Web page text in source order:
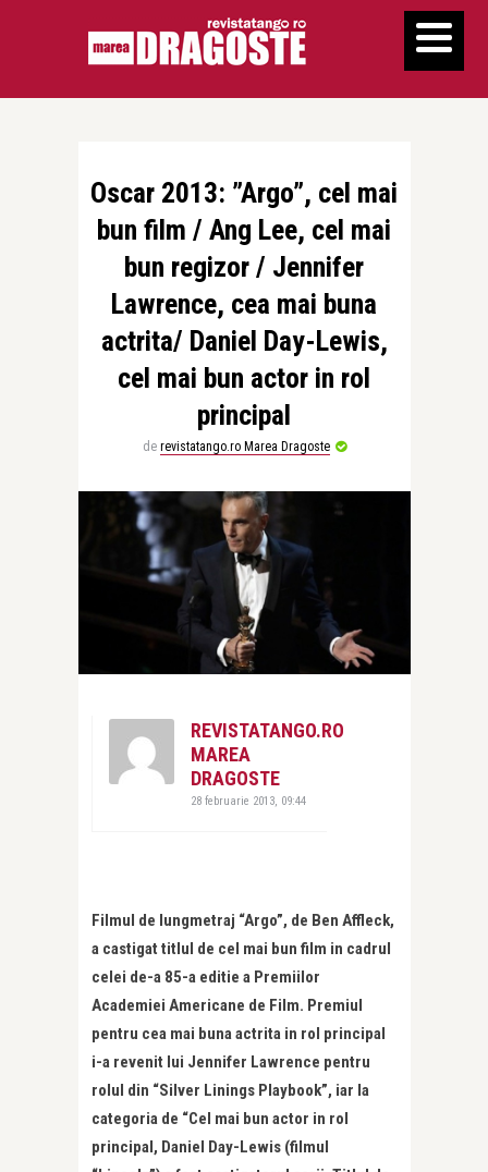
Oscar 2013: ”Argo”, cel mai
bun film / Ang Lee, cel mai
bun regizor / Jennifer
Lawrence, cea mai buna
actrita/ Daniel Day-Lewis,
cel mai bun actor in rol
principal
de revistatango.ro Marea Dragoste
REVISTATANGO.RO
MAREA
DRAGOSTE
28 februarie 2013, 09:44
Filmul de lungmetraj “Argo”, de Ben Affleck,
a castigat titlul de cel mai bun film in cadrul
celei de-a 85-a editie a Premiilor
Academiei Americane de Film. Premiul
pentru cea mai buna actrita in rol principal
i-a revenit lui Jennifer Lawrence pentru
rolul din “Silver Linings Playbook”, iar la
categoria de “Cel mai bun actor in rol
principal, Daniel Day-Lewis (filmul